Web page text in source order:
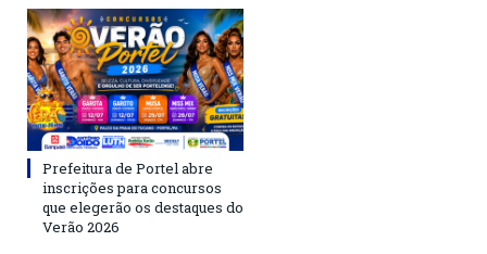
Prefeitura de Portel abre
inscrições para concursos
que elegerão os destaques do
Verão 2026